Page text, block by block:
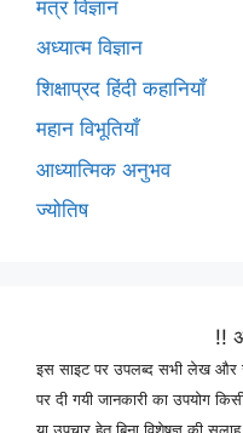
मंत्र विज्ञान
अध्यात्म विज्ञान
शिक्षाप्रद हिंदी कहानियाँ
महान विभूतियाँ
आध्यात्मिक अनुभव
ज्योतिष
!!
इस साइट पर उपलब्द सभी लेख और
पर दी गयी जानकारी का उपयोग